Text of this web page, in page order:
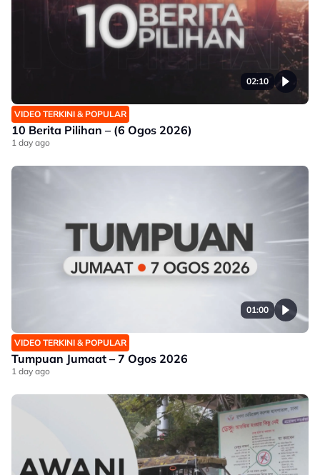
02:10
VIDEO TERKINI & POPULAR
10 Berita Pilihan – (6 Ogos 2026)
1 day ago
01:00
VIDEO TERKINI & POPULAR
Tumpuan Jumaat – 7 Ogos 2026
1 day ago